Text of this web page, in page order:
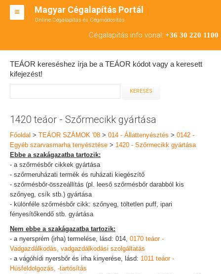
Magyar Cégalapítás Portál
Online Cégalapítás és Cégmódosítás
Cégalapítás info vonal: +36 30 220 1100
BT ALAPÍTÁS
RT ALAPÍTÁS
TEÁOR SZÁMOK '08
ENGEDÉLYKÖTELES
KAPCSOLAT
IRODÁK
TEÁOR kereséshez írja be a TEÁOR kódot vagy a keresett
kifejezést!
1420 teáor - Szőrmecikk gyártása
Főoldal > TEÁOR SZÁMOK '08 > 014 - Állattenyésztés > 0142 -
Egyéb szarvasmarha tenyésztése > 1420 - Szőrmecikk gyártása
Ebbe a szakágazatba tartozik:
- a szőrmésbőr cikkek gyártása
- szőrmeruházati termék és ruházati kiegészítő
- szőrmésbőr-összeállítás (pl. leeső szőrmésbőr darabból kis
szőnyeg, csík stb.) gyártása
- különféle szőrmésbőr cikk: szőnyeg, töltetlen puff, ipari
fényesítőkendő stb. gyártása
Nem ebbe a szakágazatba tartozik:
- a nyersprém (irha) termelése, lásd: 014, 0170 teáor -
Vadgazdálkodás, vadgazdálkodási szolgáltatás
- a vágóhídi nyersbőr és irha kinyerése, lásd: 1011 teáor -
Húsfeldolgozás, -tartósítás